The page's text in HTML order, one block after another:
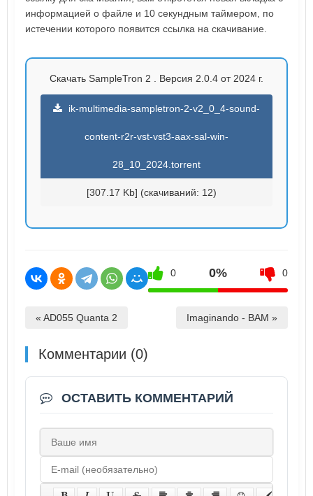
информацией о файле и 10 секундным таймером, по
истечении которого появится ссылка на скачивание.
Скачать SampleTron 2 . Версия 2.0.4 от 2024 г.
ik-multimedia-sampletron-2-v2_0_4-sound-
content-r2r-vst-vst3-aax-sal-win-
28_10_2024.torrent
[307.17 Kb] (cкачиваний: 12)
0 0% 0
« AD055 Quanta 2 Imaginando - BAM »
Комментарии (0)
ОСТАВИТЬ КОММЕНТАРИЙ